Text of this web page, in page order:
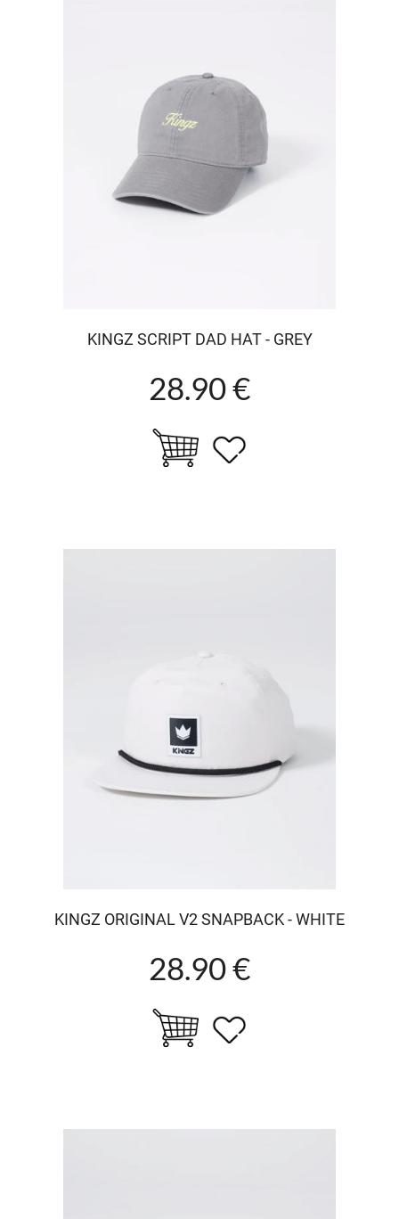
KINGZ SCRIPT DAD HAT - GREY
28.90 €
KINGZ ORIGINAL V2 SNAPBACK - WHITE
28.90 €